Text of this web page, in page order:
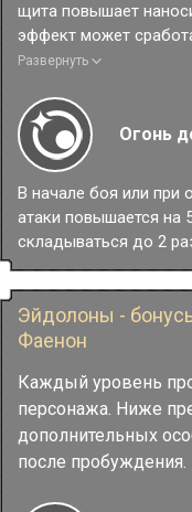
щита повышает
эффект может
Накладывание
Развернуть
Огонь
В начале боя или при
атаки повышается на
складываться до 2
Эйдолоны -
Фаенон
Каждый уровень
персонажа. Ниже
дополнительных
после пробуждения.